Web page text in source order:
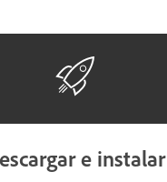
e instalar